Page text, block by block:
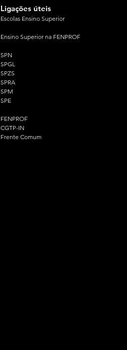
Ligações úteis
Escolas Ensino Superior
Ensino Superior na FENPROF
SPN
SPGL
SPZS
SPRA
SPM
SPE
FENPROF
CGTP-IN
Frente Comum